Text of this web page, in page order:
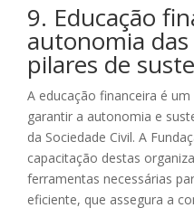
9. Educação
autonomia das
pilares de
A educação financeira é
garantir a autonomia e
da Sociedade Civil. A
capacitação destas
ferramentas necessárias
eficiente, que assegura a